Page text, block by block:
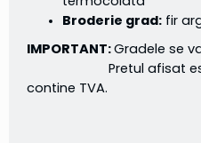
Broderie grad: fir
IMPORTANT:Gradele se
Pretul afisat este
contine TVA.